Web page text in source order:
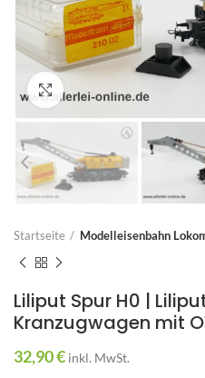
Zum Vergrößern anklicken
Startseite Modelleisenbahn
Liliput Spur H0 |
Kranzugwagen mit
32,90€ inkl. MwSt.